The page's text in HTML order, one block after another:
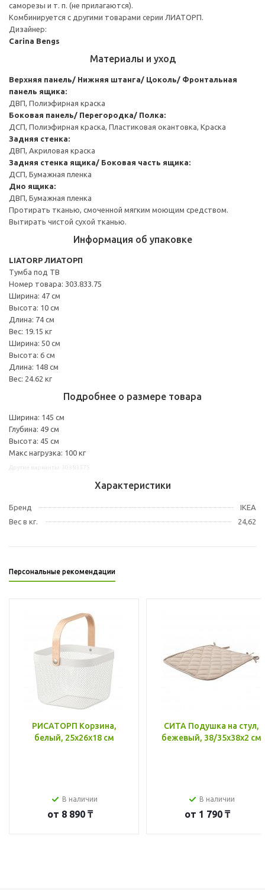
саморезы и т. п. (не прилагаются).
Комбинируется с другими товарами серии ЛИАТОРП.
Дизайнер:
Carina Bengs
Материалы и уход
Верхняя панель/ Нижняя штанга/ Цоколь/ Фронтальная
панель ящика:
ДВП, Полиэфирная краска
Боковая панель/ Перегородка/ Полка:
ДСП, Полиэфирная краска, Пластиковая окантовка, Краска
Задняя стенка:
ДВП, Акриловая краска
Задняя стенка ящика/ Боковая часть ящика:
ДСП, Бумажная пленка
Дно ящика:
ДВП, Бумажная пленка
Протирать тканью, смоченной мягким моющим средством.
Вытирать чистой сухой тканью.
Информация об упаковке
LIATORP ЛИАТОРП
Тумба под ТВ
Номер товара: 303.833.75
Ширина: 47 см
Высота: 10 см
Длина: 74 см
Вес: 19.15 кг
Ширина: 50 см
Высота: 6 см
Длина: 148 см
Вес: 24.62 кг
Подробнее о размере товара
Ширина: 145 см
Глубина: 49 см
Высота: 45 см
Макс нагрузка: 100 кг
Характеристики
Бренд
IKEA
Вес в кг.
24,62
Персональные рекомендации
РИСАТОРП Корзина,
белый, 25x26x18 см
В наличии
от 8 890 ₸
СИТА Подушка на стул,
бежевый, 38/35x38x2 см
В наличии
от 1 790 ₸